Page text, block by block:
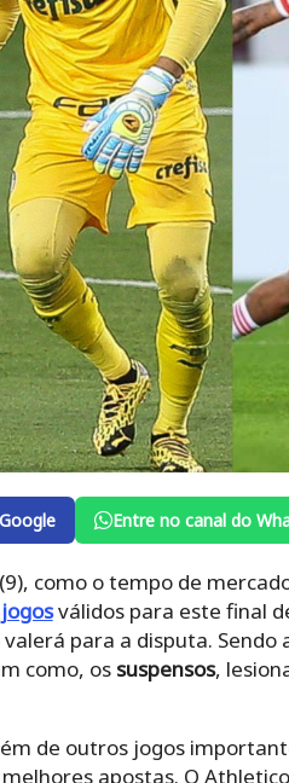
Entre no canal do
como o tempo de
jogosválidos para este final
para a disputa.
como, os suspensos,
de outros jogos
apostas. O